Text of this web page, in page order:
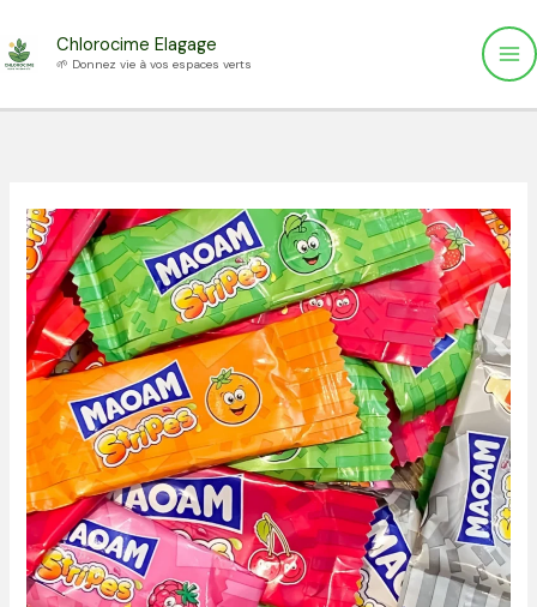
au
Chlorocime Elagage
🌱 Donnez vie à vos espaces verts